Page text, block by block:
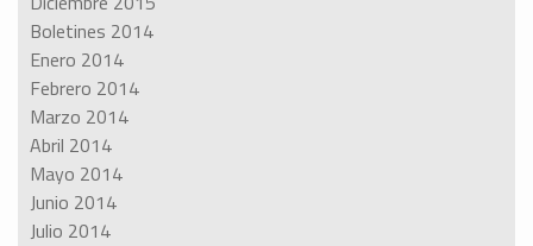
Boletines 2014
Enero 2014
Febrero 2014
Marzo 2014
Abril 2014
Mayo 2014
Junio 2014
Julio 2014